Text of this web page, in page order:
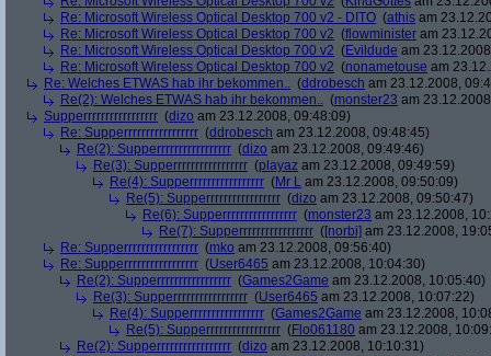
Re: Microsoft Wireless Optical Desktop 700 v2 - DITO (athis am
Re: Microsoft Wireless Optical Desktop 700 v2 (flowminister am
Re: Microsoft Wireless Optical Desktop 700 v2 (Evildude am
Re: Microsoft Wireless Optical Desktop 700 v2 (nonametouse am
Re: Welches ETWAS hab ihr bekommen.. (ddrobesch am 23.12.2008,
Re(2): Welches ETWAS hab ihr bekommen.. (monster23 am
Supperrrrrrrrrrrrrrrrr (dizo am 23.12.2008, 09:48:09)
Re: Supperrrrrrrrrrrrrrrrr (ddrobesch am 23.12.2008, 09:48:45)
Re(2): Supperrrrrrrrrrrrrrrrr (dizo am 23.12.2008, 09:49:46)
Re(3): Supperrrrrrrrrrrrrrrrr (playaz am 23.12.2008, 09:49:59)
Re(4): Supperrrrrrrrrrrrrrrrr (Mr L am 23.12.2008, 09:50:09)
Re(5): Supperrrrrrrrrrrrrrrrr (dizo am 23.12.2008, 09:50:47)
Re(6): Supperrrrrrrrrrrrrrrrr (monster23 am 23.12.2008,
Re(7): Supperrrrrrrrrrrrrrrrr ([norbi] am 23.12.2008,
Re: Supperrrrrrrrrrrrrrrrr (mko am 23.12.2008, 09:56:40)
Re: Supperrrrrrrrrrrrrrrrr (User6465 am 23.12.2008, 10:04:30)
Re(2): Supperrrrrrrrrrrrrrrrr (Games2Game am 23.12.2008, 10:05:40)
Re(3): Supperrrrrrrrrrrrrrrrr (User6465 am 23.12.2008, 10:07:22)
Re(4): Supperrrrrrrrrrrrrrrrr (Games2Game am 23.12.2008,
Re(5): Supperrrrrrrrrrrrrrrrr (Flo061180 am 23.12.2008,
Re(2): Supperrrrrrrrrrrrrrrrr (dizo am 23.12.2008, 10:10:31)